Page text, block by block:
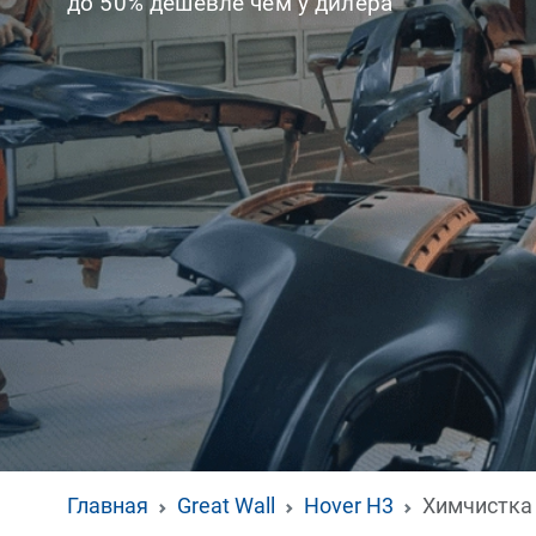
Главная Great Wall Hover H3